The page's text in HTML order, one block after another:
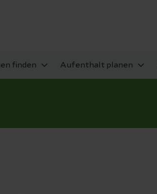
finden Aufenthalt planen